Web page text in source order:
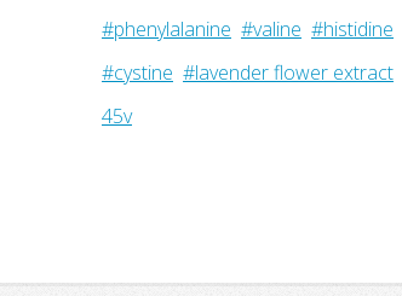
#phenylalanine #valine #histidine
#cystine #lavender flower extract
45v